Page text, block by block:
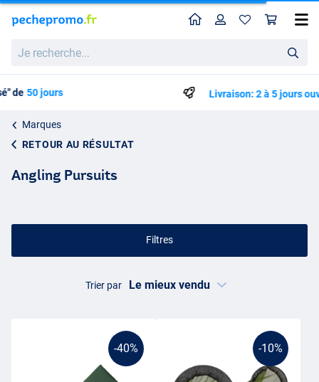
recherche...
HomeProfil
Livraison: 2 à 5 jours ouvrables
Marques
RETOUR AU RÉSULTAT
Angling Pursuits
Filtres
Trier par
-40% -10%